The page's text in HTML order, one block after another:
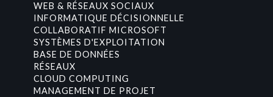
WEB & RÉSEAUX SOCIAUX
INFORMATIQUE DÉCISIONNELLE
COLLABORATIF MICROSOFT
SYSTÈMES D'EXPLOITATION
BASE DE DONNÉES
RÉSEAUX
CLOUD COMPUTING
MANAGEMENT DE PROJET